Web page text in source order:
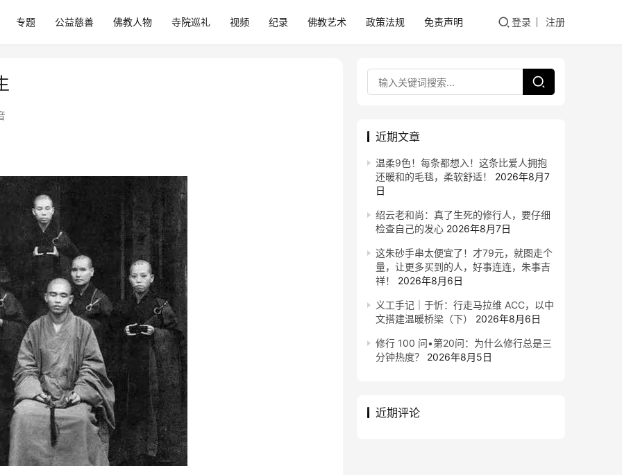
专题 公益慈善 佛教人物 寺院巡礼 视频 纪录 佛教艺术 政策法规 免责声明 登录 注册
近期文章
温柔9色！每条都想入！这条比爱人拥抱
还暖和的毛毯，柔软舒适！
2026年8月7
日
绍云老和尚：真了生死的修行人，要仔细
检查自己的发心 2026年8月7日
这朱砂手串太便宜了！才79元，就图走个
量，让更多买到的人，好事连连，朱事吉
祥！
2026年8月6日
义工手记｜于忻：行走马拉维 ACC，以中
文搭建温暖桥梁（下）
2026年8月6日
修行 100 问•第20问：为什么修行总是三
分钟热度？
2026年8月5日
近期评论